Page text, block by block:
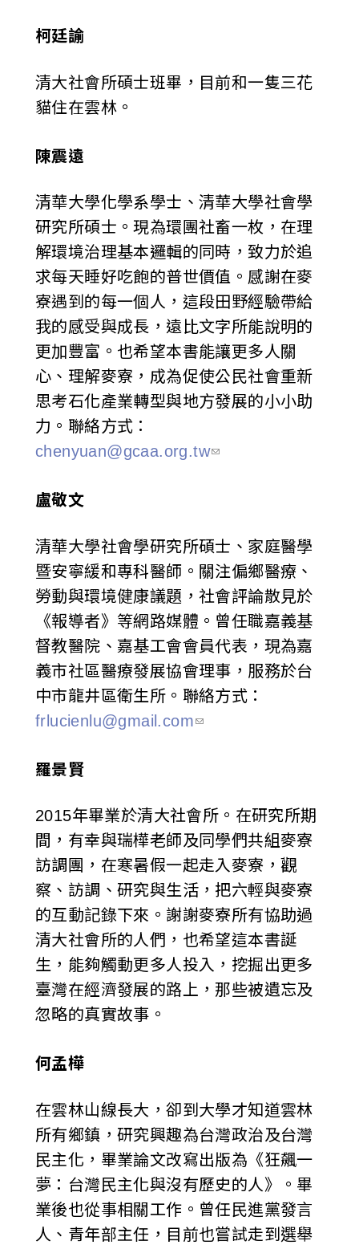
柯廷諭
清大社會所碩士班畢，目前和一隻三花
貓住在雲林。
陳震遠
清華大學化學系學士、清華大學社會學
研究所碩士。現為環團社畜一枚，在理
解環境治理基本邏輯的同時，致力於追
求每天睡好吃飽的普世價值。感謝在麥
寮遇到的每一個人，這段田野經驗帶給
我的感受與成長，遠比文字所能說明的
更加豐富。也希望本書能讓更多人關
心、理解麥寮，成為促使公民社會重新
思考石化產業轉型與地方發展的小小助
力。聯絡方式：
chenyuan@gcaa.org.tw
盧敬文
清華大學社會學研究所碩士、家庭醫學
暨安寧緩和專科醫師。關注偏鄉醫療、
勞動與環境健康議題，社會評論散見於
《報導者》等網路媒體。曾任職嘉義基
督教醫院、嘉基工會會員代表，現為嘉
義市社區醫療發展協會理事，服務於台
中市龍井區衛生所。聯絡方式：
frlucienlu@gmail.com
羅景賢
2015年畢業於清大社會所。在研究所期
間，有幸與瑞樺老師及同學們共組麥寮
訪調團，在寒暑假一起走入麥寮，觀
察、訪調、研究與生活，把六輕與麥寮
的互動記錄下來。謝謝麥寮所有協助過
清大社會所的人們，也希望這本書誕
生，能夠觸動更多人投入，挖掘出更多
臺灣在經濟發展的路上，那些被遺忘及
忽略的真實故事。
何孟樺
在雲林山線長大，卻到大學才知道雲林
所有鄉鎮，研究興趣為台灣政治及台灣
民主化，畢業論文改寫出版為《狂飆一
夢：台灣民主化與沒有歷史的人》。畢
業後也從事相關工作。曾任民進黨發言
人、青年部主任，目前也嘗試走到選舉